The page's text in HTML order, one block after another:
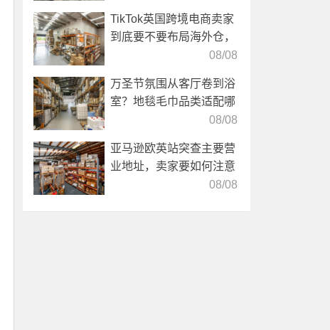
TikTok英国跨境电商卖家
到底要不要布局海外仓，
08/08
万圣节氛围从客厅卷到浴
室？地毯毛巾品类适配哪
08/08
亚马逊欧英站突查主要营
业地址，卖家要如何注意
08/08